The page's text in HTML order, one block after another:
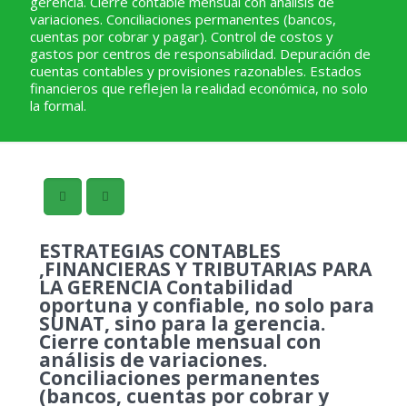
variaciones. Conciliaciones permanentes (bancos,
cuentas por cobrar y pagar). Control de costos y
gastos por centros de responsabilidad. Depuración de
cuentas contables y provisiones razonables. Estados
financieros que reflejen la realidad económica, no solo
la formal.
ESTRATEGIAS CONTABLES
,FINANCIERAS Y TRIBUTARIAS PARA
LA GERENCIA Contabilidad
oportuna y confiable, no solo para
SUNAT, sino para la gerencia.
Cierre contable mensual con
análisis de variaciones.
Conciliaciones permanentes
(bancos, cuentas por cobrar y